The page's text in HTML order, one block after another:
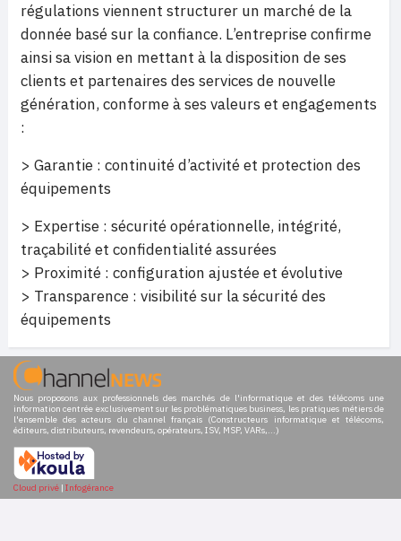
régulations viennent structurer un marché de la
donnée basé sur la confiance. L’entreprise confirme
ainsi sa vision en mettant à la disposition de ses
clients et partenaires des services de nouvelle
génération, conforme à ses valeurs et engagements
:
> Garantie : continuité d’activité et protection des
équipements
> Expertise : sécurité opérationnelle, intégrité,
traçabilité et confidentialité assurées
> Proximité : configuration ajustée et évolutive
> Transparence : visibilité sur la sécurité des
équipements
Nous proposons aux professionnels des marchés de l'informatique et des télécoms une
information centrée exclusivement sur les problématiques business, les pratiques métiers de
l'ensemble des acteurs du channel français (Constructeurs informatique et télécoms,
éditeurs, distributeurs, revendeurs, opérateurs, ISV, MSP, VARs,...)
Cloud privé | Infogérance